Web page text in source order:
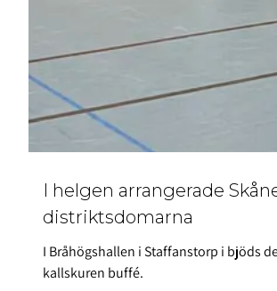
I helgen arrangerade
distriktsdomarna
I Bråhögshallen i Staffanstorp i bjöds
kallskuren buffé.